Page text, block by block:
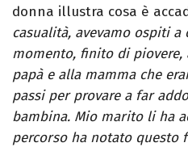
donna illustra cosa è
casualità, avevamo ospiti a
momento, finito di piovere,
papà e alla mamma che
passi per provare a far
bambina. Mio marito li ha
percorso ha notato questo